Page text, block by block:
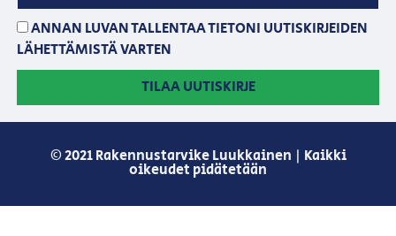
ANNAN LUVAN TALLENTAA TIETONI UUTISKIRJEIDEN
LÄHETTÄMISTÄ VARTEN
TILAA UUTISKIRJE
© 2021 Rakennustarvike Luukkainen | Kaikki
oikeudet pidätetään